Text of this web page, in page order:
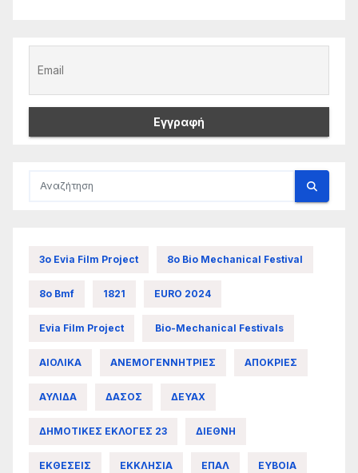
3ο Evia Film Project 8ο Bio Mechanical Festival
8ο Bmf 1821 EURO 2024
Evia Film Project Bio-Mechanical Festivals
ΑΙΟΛΙΚΑ ΑΝΕΜΟΓΕΝΝΗΤΡΙΕΣ ΑΠΟΚΡΙΕΣ
ΑΥΛΙΔΑ ΔΑΣΟΣ ΔΕΥΑΧ
ΔΗΜΟΤΙΚΕΣ ΕΚΛΟΓΕΣ 23 ΔΙΕΘΝΗ
ΕΚΘΕΣΕΙΣ ΕΚΚΛΗΣΙΑ ΕΠΑΛ ΕΥΒΟΙΑ